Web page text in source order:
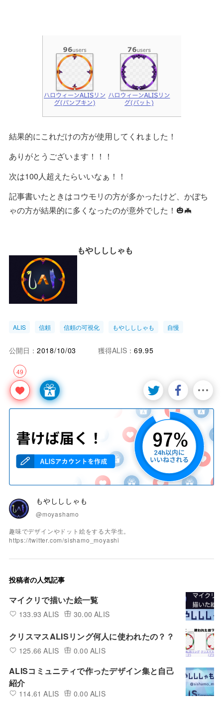
結果的にこれだけの方が使用してくれました！
ありがとうございます！！！
次は100人超えたらいいなぁ！！
記事書いたときはコウモリの方が多かったけど、かぼち
ゃの方が結果的に多くなったのが意外でした！🎃🦇
もやしししゃも
ALIS 信頼 信頼の可視化 もやしししゃも 自慢
49
公開日： 2018/10/03 獲得ALIS： 69.95
もやしししゃも
@moyashamo
趣味でデザインやドット絵をする大学生。
https://twitter.com/sishamo_moyashi
投稿者の人気記事
マイクリで描いた絵一覧
133.93 ALIS 30.00 ALIS
クリスマスALISリング何人に使われたの？？
125.66 ALIS 0.00 ALIS
ALISコミュニティで作ったデザイン集と自己
紹介
114.61 ALIS 0.00 ALIS